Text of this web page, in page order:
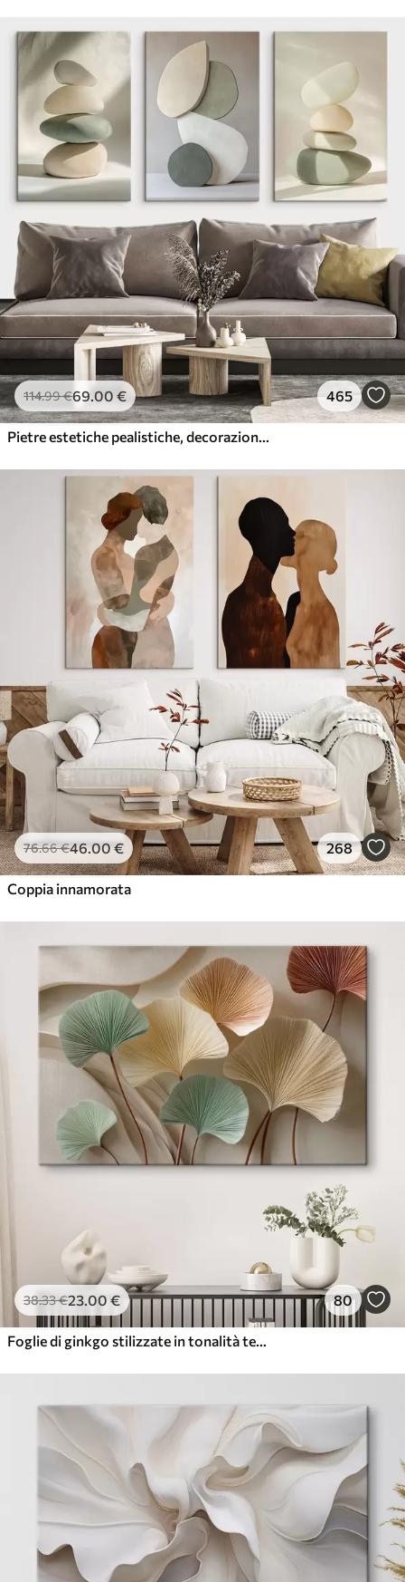
114.99€69.00 € 465
Pietre estetiche pealistiche, decorazione della casa, illuminazione naturale
76.66€46.00 € 268
Coppia innamorata
38.33€23.00 € 80
Foglie di ginkgo stilizzate in tonalità tenui